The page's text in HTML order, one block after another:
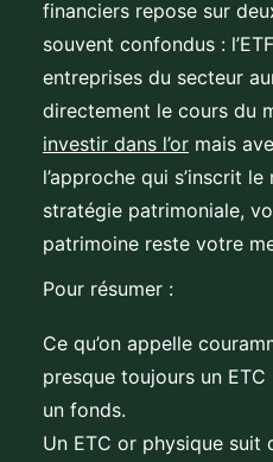
financiers repose sur
souvent confondus :
entreprises du secteur
directement le cours du
investir dans l’or mais
l’approche qui s’inscrit
stratégie patrimoniale,
patrimoine reste votre
Pour résumer :
Ce qu’on appelle
presque toujours un
un fonds.
Un ETC or physique suit